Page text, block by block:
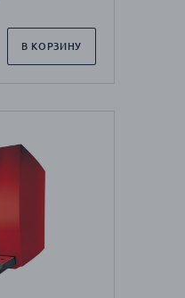
В КОРЗИНУ